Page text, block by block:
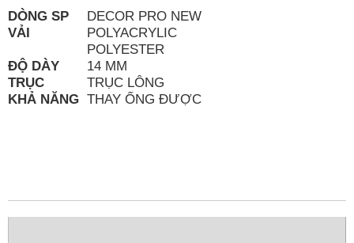
DÒNG SP
DECOR PRO NEW
VẢI
POLYACRYLIC
POLYESTER
ĐỘ DÀY
14 MM
TRỤC
TRỤC LÔNG
KHẢ NĂNG THAY ỐNG ĐƯỢC